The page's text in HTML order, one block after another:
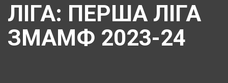
ЛІГА: ПЕРША ЛІГА
ЗМАМФ 2023-24